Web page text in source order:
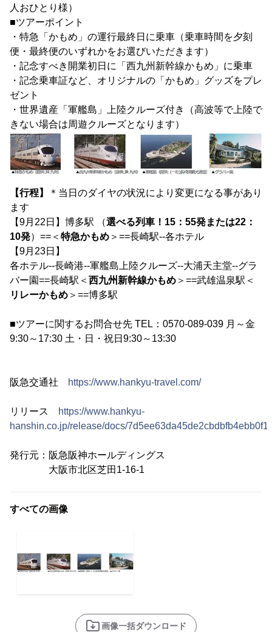
人おひとり様）
■ツアーポイント
・特急「かもめ」の運行最終日に乗車（乗車時間を夕刻
便・最終便のいずれかをお選びいただきます）
・記念すべき開業初日に「西九州新幹線かもめ」に乗車
・記念乗車証など、オリジナルの「かもめ」グッズをプレ
ゼント
・世界遺産「軍艦島」上陸クルーズ付き（高波等で上陸で
きない場合は周遊クルーズとなります）
【行程】
＊当日のダイヤの状況により変更になる事があり
ます
【9月22日】博多駅 （選べる列車！15：55発または22：
10発）==＜ 特急かもめ ＞==長崎駅--各ホテル
【9月23日】
各ホテル--長崎港--軍艦島上陸クルーズ--大浦天主堂--グラ
バー園==長崎駅＜ 西九州新幹線かもめ ＞==武雄温泉駅＜
リレーかもめ ＞==博多駅
■ツアーに関するお問合せ先 TEL：0570-089-039 月～金
9:30～17:30 土・日・祝日9:30～13:30
阪急交通社 https://www.hankyu-travel.com/
リリース
https://www.hankyu-
hanshin.co.jp/release/docs/
発行元：阪急阪神ホールディングス
大阪市北区芝田1-16-1
すべての画像
画像一括ダウンロード